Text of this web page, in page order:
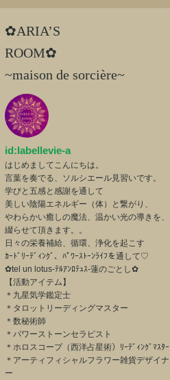
✿ARIA’S
ROOM✿
~maison de sorcière~
id:labellevie-a
はじめましてこんにちは。
言葉を奏でる、ソルシエール見習いです。
学びと五感と感謝を通して
美しい陰陽エネルギー（体）と繋がり、
やわらかい癒しの魔法、温かい光の導きを、
綴らせて頂きます。。
日々の栄養補給、循環、浄化を起こす
ｶｰﾄﾞﾘｰﾃﾞｨﾝｸﾞ、ﾊﾟﾜｰｽﾄｰﾝﾗｲﾌを通して♡
✿tel un lotus-ﾃﾙｱﾝﾛﾃｭｽ-蓮のごとし✿
【活動アイテム】
＊九星気学鑑定士
＊タロットリーディングマスター
＊数秘術師
＊パワーストーンセラピスト
＊ホロスコープ（西洋占星術）ﾘｰﾃﾞｨﾝｸﾞﾏｽﾀｰ
＊アーティフィシャルフラワー雑貨デザイナ
ー